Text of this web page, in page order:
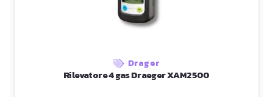
Drager
Rilevatore 4 gas Draeger XAM2500